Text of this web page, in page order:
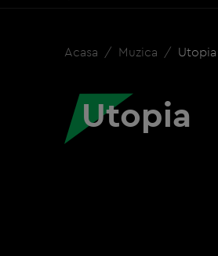
Acasa Muzica Utopia
Utopia